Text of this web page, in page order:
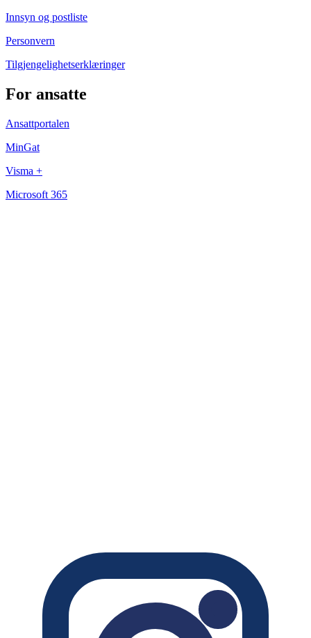
Innsyn og postliste
Personvern
Tilgjengelighetserklæringer
For ansatte
Ansattportalen
MinGat
Visma +
Microsoft 365